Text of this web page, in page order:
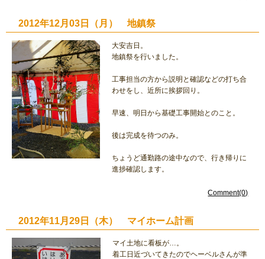
2012年12月03日（月） 地鎮祭
大安吉日。
地鎮祭を行いました。
工事担当の方から説明と確認などの打ち合
わせをし、近所に挨拶回り。
早速、明日から基礎工事開始とのこと。
後は完成を待つのみ。
ちょうど通勤路の途中なので、行き帰りに
進捗確認します。
Comment(0)
2012年11月29日（木） マイホーム計画
マイ土地に看板が…。
着工日近づいてきたのでヘーベルさんが準